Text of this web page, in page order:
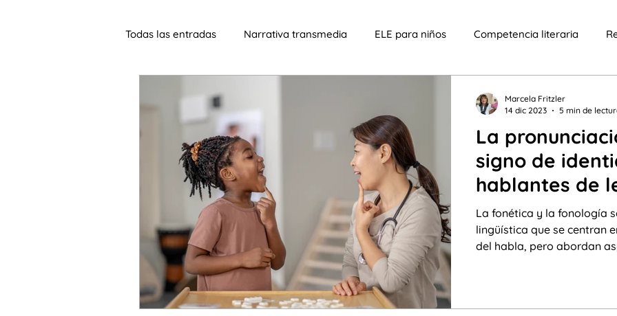
Todas las entradas Narrativa transmedia ELE para niños Competencia literaria
Materiales Aprendizaje significativo Enfoque educativo Componente lúdico
ELE para adultos aprendizaje lúdico Competencia crítica Clases en
SIn fronteras sinohablantes Bilingüismo Migración costumbres y tradiciones
inteligencia artificial alfabetismo transmedia Yosoy Sumar palabras Punto
La
signo de
hablantes de
heredada.
La fonética y la fonología
lingüística que se centran
del habla, pero abordan
Marcela Fritzler
14 dic 2023
5 min de